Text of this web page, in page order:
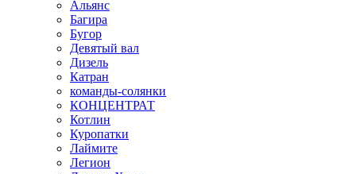
Альянс
Багира
Бугор
Девятый вал
Дизель
Катран
команды-солянки
КОНЦЕНТРАТ
Котлин
Куропатки
Лаймите
Легион